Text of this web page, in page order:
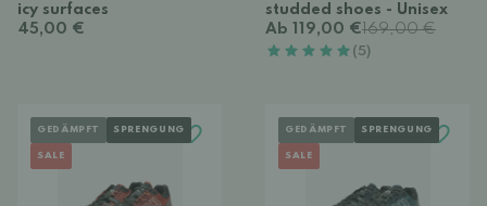
icy surfaces
45,00 €
studded shoes - Unisex
Ab 119,00 €169,00 €
(5)
GEDÄMPFT SPRENGUNG
SALE
GEDÄMPFT SPRENGUNG
SALE